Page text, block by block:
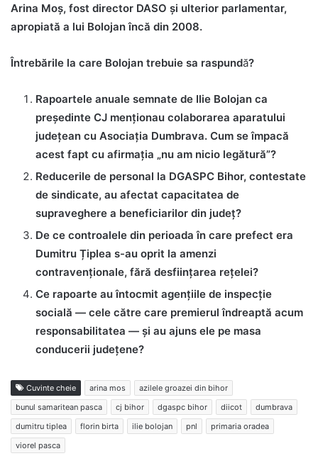
Arina Moș, fost director DASO și ulterior parlamentar,
apropiată a lui Bolojan încă din 2008.
Întrebările la care Bolojan trebuie sa raspundă?
Rapoartele anuale semnate de Ilie Bolojan ca
președinte CJ menționau colaborarea aparatului
județean cu Asociația Dumbrava. Cum se împacă
acest fapt cu afirmația „nu am nicio legătură”?
Reducerile de personal la DGASPC Bihor, contestate
de sindicate, au afectat capacitatea de
supraveghere a beneficiarilor din județ?
De ce controalele din perioada în care prefect era
Dumitru Țiplea s-au oprit la amenzi
contravenționale, fără desființarea rețelei?
Ce rapoarte au întocmit agențiile de inspecție
socială — cele către care premierul îndreaptă acum
responsabilitatea — și au ajuns ele pe masa
conducerii județene?
Cuvinte cheie arina mos
azilele groazei din bihor
bunul samaritean pasca
cj bihor dgaspc bihor diicot
dumbrava
dumitru tiplea
florin birta ilie bolojan pnl
primaria oradea
viorel pasca